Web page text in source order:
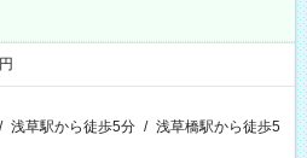
/ 浅草駅から徒歩5分 / 浅草橋駅から徒歩5